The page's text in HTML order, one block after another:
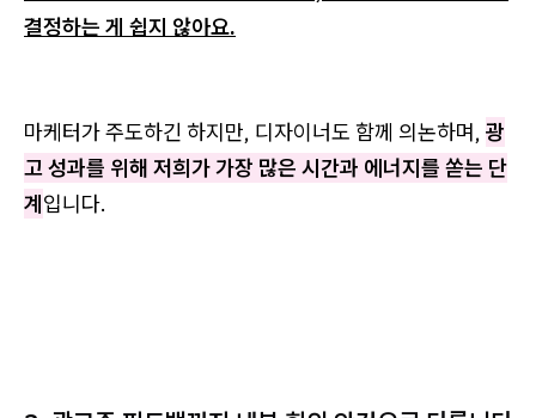
결정하는 게 쉽지 않아요.
마케터가 주도하긴 하지만, 디자이너도 함께 의논하며, 광
고 성과를 위해 저희가 가장 많은 시간과 에너지를 쏟는 단
계입니다.